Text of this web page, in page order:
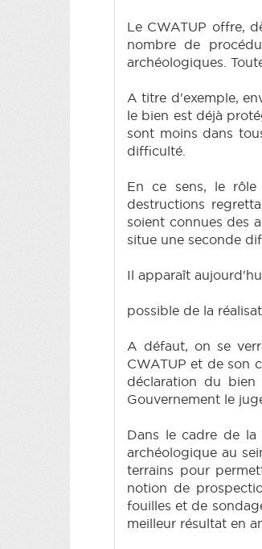
Le CWATUP offre,
nombre de
archéologiques.
A titre d'exemple,
le bien est déjà
sont moins dans
difficulté.
En ce sens, le rôle
destructions
soient connues des
situe une seconde
Il apparaît
possible de la
A défaut, on se
CWATUP et de son
déclaration du
Gouvernement le
Dans le cadre de
archéologique au
terrains pour
notion de
fouilles et de
meilleur résultat en